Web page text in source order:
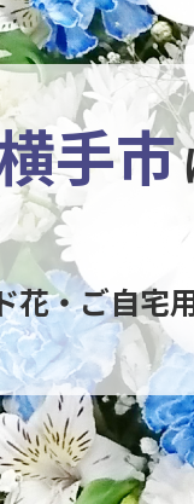
手市
花・ご自宅